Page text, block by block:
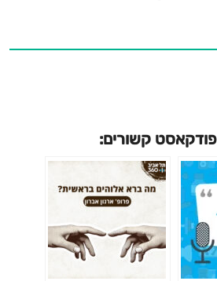
⁠⁠⁠⁠⁠⁠⁠⁠⁠⁠⁠⁠⁠⁠⁠⁠https://360tau.com/WhatsApp⁠⁠⁠⁠⁠⁠⁠⁠⁠⁠⁠⁠⁠⁠⁠⁠ • תל אביב 360 בספוטיפיי
הספורט:
⁠⁠⁠https://
קשורים: